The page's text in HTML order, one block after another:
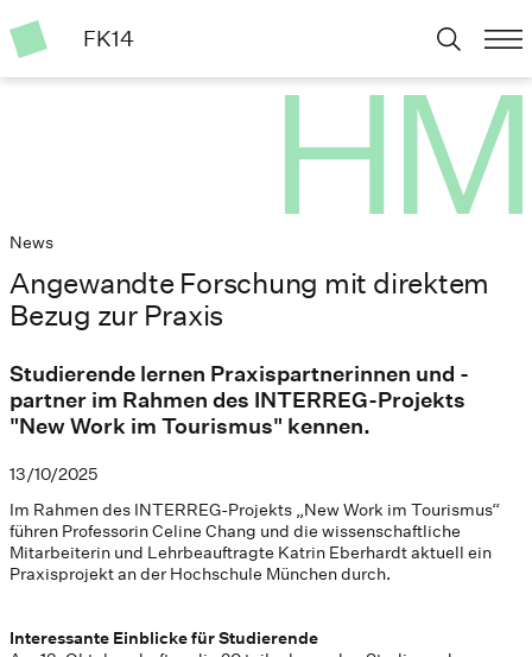
FK14
News
Angewandte Forschung mit direktem
Bezug zur Praxis
Studierende lernen Praxispartnerinnen und -
partner im Rahmen des INTERREG-Projekts
"New Work im Tourismus" kennen.
13/10/2025
Im Rahmen des INTERREG-Projekts „New Work im Tourismus“
führen Professorin Celine Chang und die wissenschaftliche
Mitarbeiterin und Lehrbeauftragte Katrin Eberhardt aktuell ein
Praxisprojekt an der Hochschule München durch.
Interessante Einblicke für Studierende